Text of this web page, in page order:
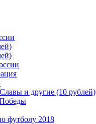
и другие (10 рублей)
футболу 2018